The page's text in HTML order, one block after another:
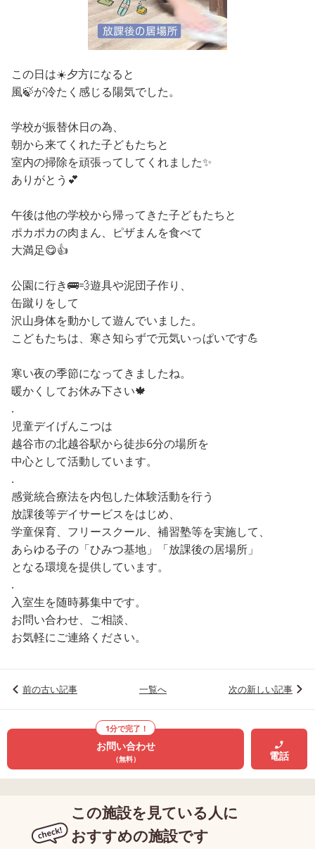
この日は☀️夕方になると
風🍃が冷たく感じる陽気でした。
学校が振替休日の為、
朝から来てくれた子どもたちと
室内の掃除を頑張ってしてくれました✨
ありがとう💕
午後は他の学校から帰ってきた子どもたちと
ポカポカの肉まん、ピザまんを食べて
大満足😋👍
公園に行き🚌💨遊具や泥団子作り、
缶蹴りをして
沢山身体を動かして遊んでいました。
こどもたちは、寒さ知らずで元気いっぱいです💪
寒い夜の季節になってきましたね。
暖かくしてお休み下さい🍁
.
児童デイげんこつは
越谷市の北越谷駅から徒歩6分の場所を
中心として活動しています。
.
感覚統合療法を内包した体験活動を行う
放課後等デイサービスをはじめ、
学童保育、フリースクール、補習塾等を実施して、
あらゆる子の「ひみつ基地」「放課後の居場所」
となる環境を提供しています。
.
入室生を随時募集中です。
お問い合わせ、ご相談、
お気軽にご連絡ください。
前の古い記事 一覧へ 次の新しい記事
1分で完了！
お問い合わせ
（無料） 電話
この施設を見ている人に
おすすめの施設です